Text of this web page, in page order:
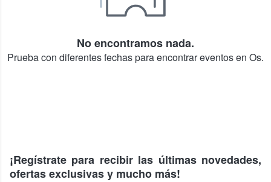
No encontramos nada.
Prueba con diferentes fechas para encontrar eventos en Os.
¡Regístrate para recibir las últimas novedades,
ofertas exclusivas y mucho más!